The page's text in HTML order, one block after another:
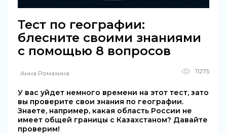
Тест по географии:
блесните своими знаниями
с помощью 8 вопросов
Анна Ромахина 11275
У вас уйдет немного времени на этот тест, зато
вы проверите свои знания по географии.
Знаете, например, какая область России не
имеет общей границы с Казахстаном? Давайте
проверим!